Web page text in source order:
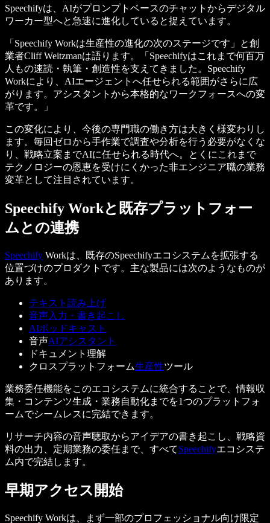
Speechifyは、AIがプロンプトベースのチャットからデジタル
ワーカー型へと急速に進化していると捉えています。
「Speechify Workは生産性の進化の次のステージです」と創
業者Cliff Weitzmanは語ります。「Speechifyはこれまで何百万
人もの速読・執筆・創造性を支えてきました。Speechify
Workにより、AIエージェントへ任せられる範囲がさらに広
がります。アシスタントから本格的なワークフォースへの変
革です。」
この変化により、今後の専門職の働き方は大きく様変わりし
ます。毎回ゼロから手作業で調査や分析を行う必要がなくな
り、戦略立案までAIに任せられる時代へ。とくにこれまで
テクノロジーの恩恵を受けにくかった非エンジニア職の業務
変革として注目されています。
Speechify Workと既存プラットフォー
ムとの連携
Speechify Workは、既存のSpeechifyエコシステムを拡張する
位置づけのプロダクトです。主な製品には次のようなものが
あります。
テキスト読み上げ
音声入力・書き起こし
AIポッドキャスト
音声AIアシスタント
ドキュメント理解
クロスプラットフォーム生産性ツール
業務委任機能をこのエコシステムに統合することで、情報収
集・コンテンツ生成・業務自動化までを1つのプラットフォ
ームでシームレスに完結できます。
リサーチ内容の音声聴取からアイデアの書き起こし、戦略資
料の出力、定期業務の委任まで、すべてSpeechifyエコシステ
ム内で完結します。
早期アクセス開始
Speechify Workは、まず一部のプロフェッショナル向け限定